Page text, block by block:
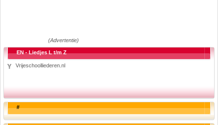
(Advertentie)
EN - Liedjes L t/m Z
Vrijeschoolliederen.nl
#